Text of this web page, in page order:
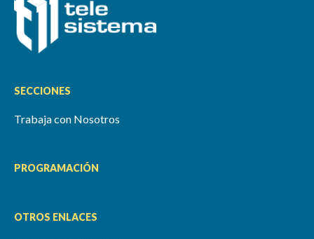
SECCIONES
Trabaja con Nosotros
PROGRAMACIÓN
OTROS ENLACES